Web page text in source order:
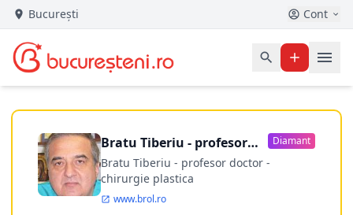
București Cont
Bratu Tiberiu - profesor
doctor
Diamant
Bratu Tiberiu - profesor doctor -
chirurgie plastica
www.brol.ro